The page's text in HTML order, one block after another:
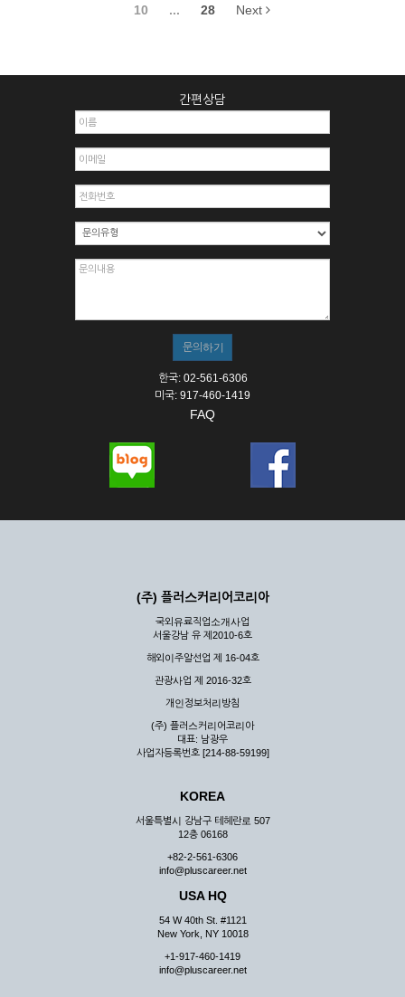
10 ... 28 Next
간편상담
한국: 02-561-6306
미국: 917-460-1419
FAQ
(주) 플러스커리어코리아
국외유료직업소개사업
서울강남 유 제2010-6호
해외이주알선업 제 16-04호
관광사업 제 2016-32호
개인정보처리방침
(주) 플러스커리어코리아
대표: 남광우
사업자등록번호 [214-88-59199]
KOREA
서울특별시 강남구 테헤란로 507
12층 06168
+82-2-561-6306
info@pluscareer.net
USA HQ
54 W 40th St. #1121
New York, NY 10018
+1-917-460-1419
info@pluscareer.net